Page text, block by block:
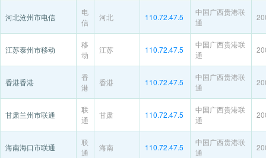
河北沧州市电信
电
信
河北 110.72.47.5
中国广西贵港联
通
江苏泰州市移动
移
动
江苏 110.72.47.5
中国广西贵港联
通
香港香港
香
港
香港 110.72.47.5
中国广西贵港联
通
甘肃兰州市联通
联
通
甘肃 110.72.47.5
中国广西贵港联
通
海南海口市联通
联
通
海南 110.72.47.5
中国广西贵港联
通